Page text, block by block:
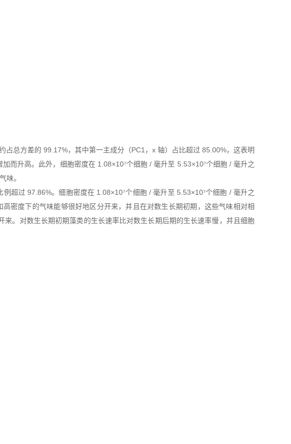
总方差的 99.17%，其中第一主成分（PC1，x 轴）占比超过 85.00%，这表明
而升高。此外，细胞密度在 1.08×10⁷个细胞 / 毫升至 5.53×10⁷个细胞 / 毫升之
味。
超过 97.86%。细胞密度在 1.08×10⁷个细胞 / 毫升至 5.53×10⁷个细胞 / 毫升之
密度下的气味能够很好地区分开来，并且在对数生长期初期，这些气味相对相
。对数生长期初期藻类的生长速率比对数生长期后期的生长速率慢，并且细胞